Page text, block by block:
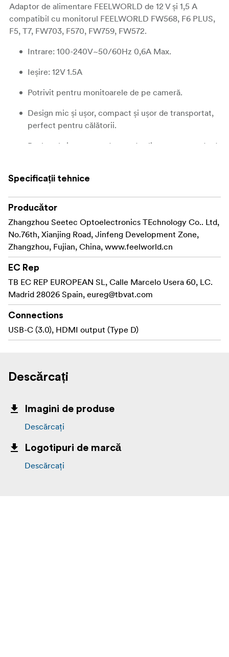
Adaptor de alimentare FEELWORLD de 12 V și 1,5 A
compatibil cu monitorul FEELWORLD FW568, F6 PLUS,
F5, T7, FW703, F570, FW759, FW572.
Intrare: 100-240V~50/60Hz 0,6A Max.
Ieșire: 12V 1.5A
Potrivit pentru monitoarele de pe cameră.
Design mic și ușor, compact și ușor de transportat,
perfect pentru călătorii.
Pachetul vine cu un adaptor de alimentare standard
Specificații tehnice
Producător
Zhangzhou Seetec Optoelectronics TEchnology Co.. Ltd,
No.76th, Xianjing Road, Jinfeng Development Zone,
Zhangzhou, Fujian, China, www.feelworld.cn
EC Rep
TB EC REP EUROPEAN SL, Calle Marcelo Usera 60, LC.
Madrid 28026 Spain, eureg@tbvat.com
Connections
USB-C (3.0), HDMI output (Type D)
Descărcați
Imagini de produse
Descărcați
Logotipuri de marcă
Descărcați